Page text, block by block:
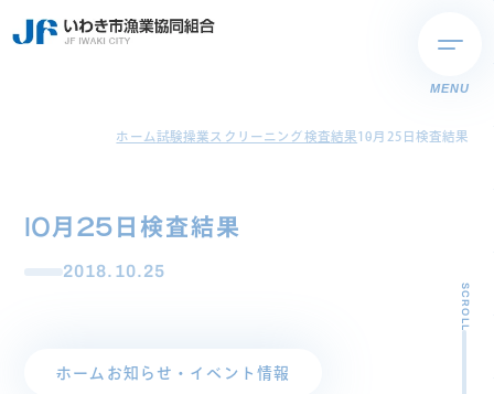
MENU
ホーム試験操業スクリーニング検査結果10月25日検査結果
10月25日検査結果
2018.10.25
ホーム お知らせ・イベント情報
SCROLL